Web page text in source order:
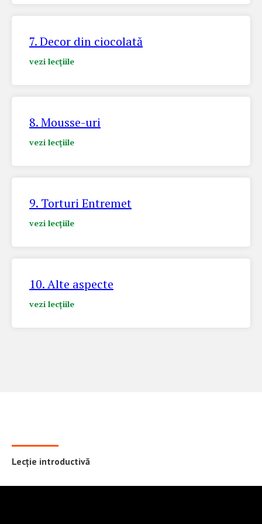
7. Decor din ciocolată
vezi lecțiile
8. Mousse-uri
vezi lecțiile
9. Torturi Entremet
vezi lecțiile
10. Alte aspecte
vezi lecțiile
Lecție introductivă